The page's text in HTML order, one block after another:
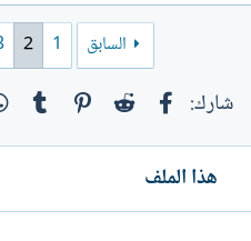
عليها (عزبة
مرتفعة بعض
القديمة. في
أسباب لهذا
السابق 1
2
شارك: فيسبوك Reddit
هذا الملف